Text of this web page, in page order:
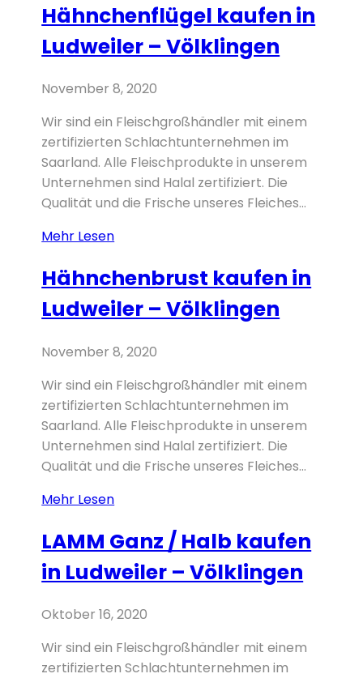
in
Ludweiler
–
Hähnchenflügel kaufen in
Ludweiler – Völklingen
November 8, 2020
Wir sind ein Fleischgroßhändler mit einem
zertifizierten Schlachtunternehmen im
Saarland. Alle Fleischprodukte in unserem
Unternehmen sind Halal zertifiziert. Die
Qualität und die Frische unseres Fleiches...
Mehr LesenHähnchenflügel
in
Ludweiler
–
Hähnchenbrust kaufen in
Ludweiler – Völklingen
November 8, 2020
Wir sind ein Fleischgroßhändler mit einem
zertifizierten Schlachtunternehmen im
Saarland. Alle Fleischprodukte in unserem
Unternehmen sind Halal zertifiziert. Die
Qualität und die Frische unseres Fleiches...
Mehr LesenHähnchenbrust
in
Ludweiler
–
LAMM Ganz / Halb kaufen
in Ludweiler – Völklingen
Oktober 16, 2020
Wir sind ein Fleischgroßhändler mit einem
zertifizierten Schlachtunternehmen im